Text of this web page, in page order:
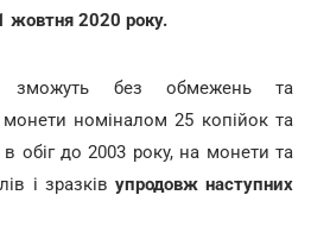
жовтня 2020 року.
зможуть без обмежень та
номіналом 25 копійок та
в обіг до 2003 року, на монети та
і зразків упродовж наступних